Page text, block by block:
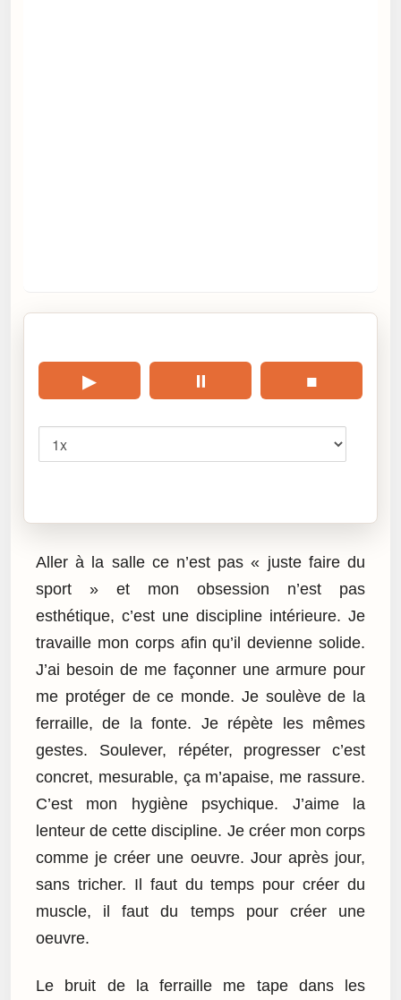
▶ ⏸ ■
Aller à la salle ce n’est pas « juste faire du
sport » et mon obsession n’est pas
esthétique, c’est une discipline intérieure. Je
travaille mon corps afin qu’il devienne solide.
J’ai besoin de me façonner une armure pour
me protéger de ce monde. Je soulève de la
ferraille, de la fonte. Je répète les mêmes
gestes. Soulever, répéter, progresser c’est
concret, mesurable, ça m’apaise, me rassure.
C’est mon hygiène psychique. J’aime la
lenteur de cette discipline. Je créer mon corps
comme je créer une oeuvre. Jour après jour,
sans tricher. Il faut du temps pour créer du
muscle, il faut du temps pour créer une
oeuvre.
Le bruit de la ferraille me tape dans les